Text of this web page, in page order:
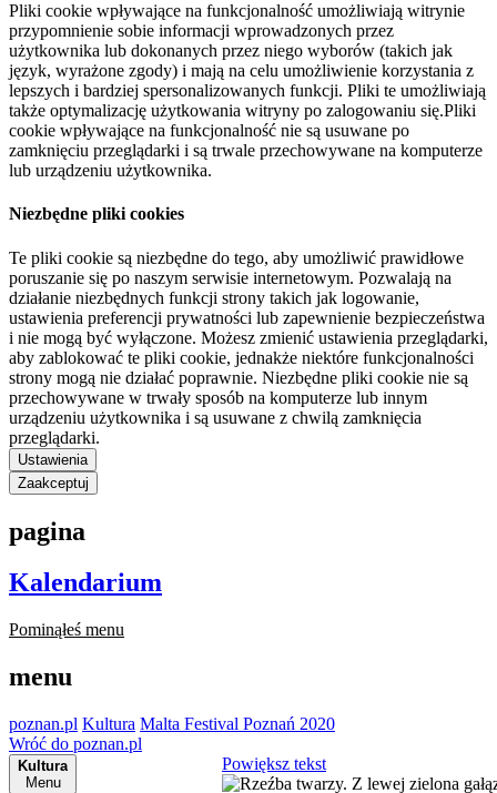
Pliki cookie wpływające na funkcjonalność umożliwiają witrynie
przypomnienie sobie informacji wprowadzonych przez
użytkownika lub dokonanych przez niego wyborów (takich jak
język, wyrażone zgody) i mają na celu umożliwienie korzystania z
lepszych i bardziej spersonalizowanych funkcji. Pliki te umożliwiają
także optymalizację użytkowania witryny po zalogowaniu się.Pliki
cookie wpływające na funkcjonalność nie są usuwane po
zamknięciu przeglądarki i są trwale przechowywane na komputerze
lub urządzeniu użytkownika.
Niezbędne pliki cookies
Te pliki cookie są niezbędne do tego, aby umożliwić prawidłowe
poruszanie się po naszym serwisie internetowym. Pozwalają na
działanie niezbędnych funkcji strony takich jak logowanie,
ustawienia preferencji prywatności lub zapewnienie bezpieczeństwa
i nie mogą być wyłączone. Możesz zmienić ustawienia przeglądarki,
aby zablokować te pliki cookie, jednakże niektóre funkcjonalności
strony mogą nie działać poprawnie. Niezbędne pliki cookie nie są
przechowywane w trwały sposób na komputerze lub innym
urządzeniu użytkownika i są usuwane z chwilą zamknięcia
przeglądarki.
Ustawienia
Zaakceptuj
pagina
Kalendarium
Pominąłeś menu
menu
poznan.pl Kultura Malta Festival Poznań 2020
Wróć do poznan.pl
Kultura
Menu
Powiększ tekst